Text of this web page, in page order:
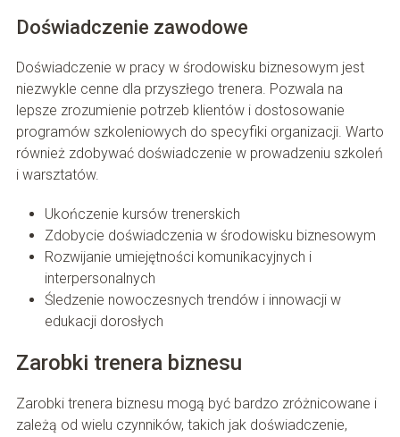
Doświadczenie zawodowe
Doświadczenie w pracy w środowisku biznesowym jest
niezwykle cenne dla przyszłego trenera. Pozwala na
lepsze zrozumienie potrzeb klientów i dostosowanie
programów szkoleniowych do specyfiki organizacji. Warto
również zdobywać doświadczenie w prowadzeniu szkoleń
i warsztatów.
Ukończenie kursów trenerskich
Zdobycie doświadczenia w środowisku biznesowym
Rozwijanie umiejętności komunikacyjnych i
interpersonalnych
Śledzenie nowoczesnych trendów i innowacji w
edukacji dorosłych
Zarobki trenera biznesu
Zarobki trenera biznesu mogą być bardzo zróżnicowane i
zależą od wielu czynników, takich jak doświadczenie,